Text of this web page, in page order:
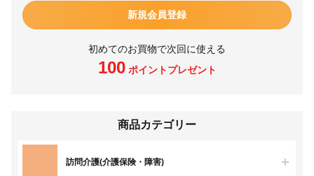
新規会員登録
初めてのお買物で次回に使える
100ポイントプレゼント
商品カテゴリー
訪問介護(介護保険・障害)